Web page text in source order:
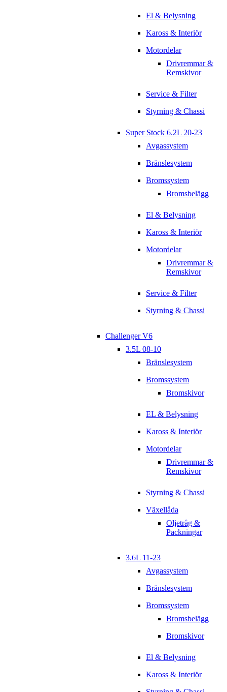
El & Belysning
Kaross & Interiör
Motordelar
Drivremmar &
Remskivor
Service & Filter
Styrning & Chassi
Super Stock 6.2L 20-23
Avgassystem
Bränslesystem
Bromssystem
Bromsbelägg
El & Belysning
Kaross & Interiör
Motordelar
Drivremmar &
Remskivor
Service & Filter
Styrning & Chassi
Challenger V6
3.5L 08-10
Bränslesystem
Bromssystem
Bromskivor
EL & Belysning
Kaross & Interiör
Motordelar
Drivremmar &
Remskivor
Styrning & Chassi
Växellåda
Oljetråg &
Packningar
3.6L 11-23
Avgassystem
Bränslesystem
Bromssystem
Bromsbelägg
Bromskivor
El & Belysning
Kaross & Interiör